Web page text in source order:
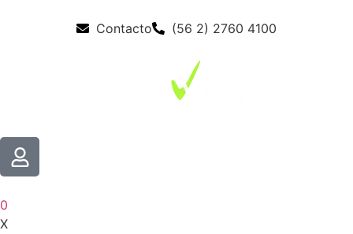
Contacto (56 2) 2760 4100
0
X